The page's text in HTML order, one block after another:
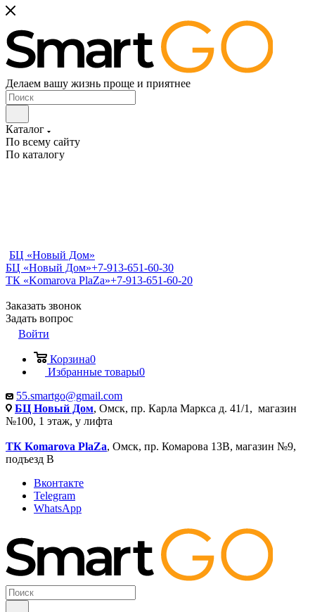
Делаем вашу жизнь проще и приятнее
Каталог
По всему сайту
По каталогу
БЦ «Новый Дом»
БЦ «Новый Дом»+7-913-651-60-30
ТК «Komarova PlaZa»+7-913-651-60-20
Заказать звонок
Задать вопрос
Войти
Корзина0
Избранные товары0
55.smartgo@gmail.com
БЦ Новый Дом, Омск, пр. Карла Маркса д. 41/1, магазин
№100, 1 этаж, у лифта
ТК Komarova PlaZa, Омск, пр. Комарова 13В, магазин №9,
подъезд В
Вконтакте
Telegram
WhatsApp